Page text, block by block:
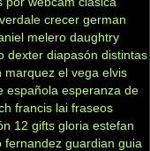
crecer german
melero daughtry
dexter diapasón distintas
marquez el vega elvis
española esperanza de
francis lai fraseos
12 gifts gloria estefan
fernandez guardian guia